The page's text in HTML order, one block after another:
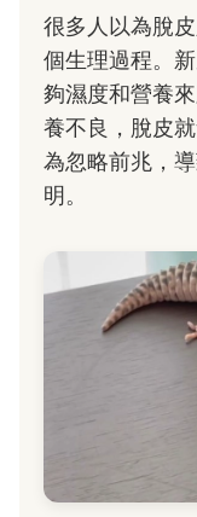
很多人以為脫
個生理過程。
夠濕度和營養
養不良，脫皮
為忽略前兆，
明。